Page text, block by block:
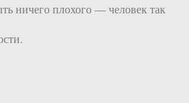
ничего плохого — человек так